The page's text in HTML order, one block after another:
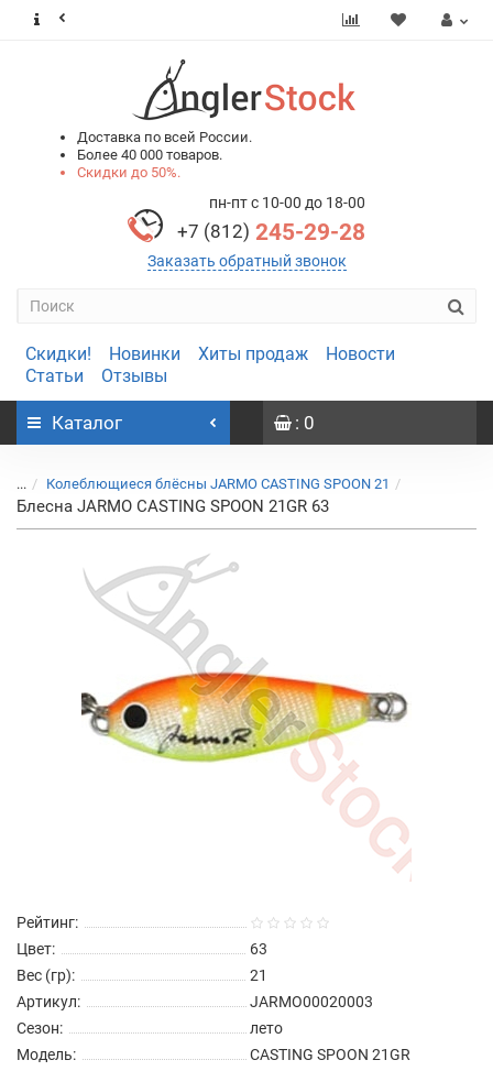
Доставка по всей России.
Более 40 000 товаров.
Скидки до 50%.
пн-пт с 10-00 до 18-00
+7 (812) 245-29-28
Заказать обратный звонок
Скидки! Новинки Хиты продаж
Новости
Статьи
Отзывы
Каталог : 0
... Колеблющиеся блёсны JARMO CASTING SPOON 21
Блесна JARMO CASTING SPOON 21GR 63
Рейтинг:
Цвет:
63
Вес (гр):
21
Артикул:
JARMO00020003
Сезон:
лето
Модель:
CASTING SPOON 21GR